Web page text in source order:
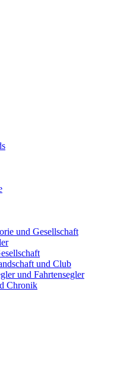
und Gesellschaft
und Club
und Fahrtensegler
Chronik